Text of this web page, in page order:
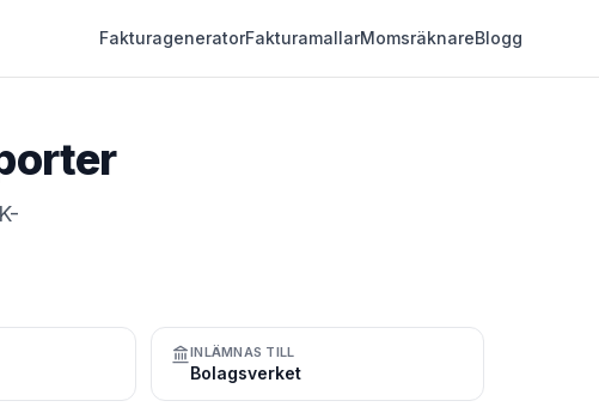
FakturageneratorFakturamallarMomsräknareBlogg
INLÄMNAS TILL
Bolagsverket